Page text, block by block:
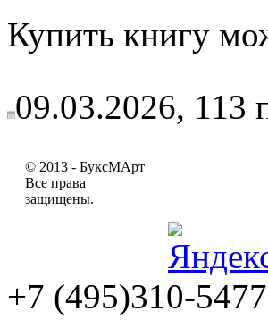
Купить книгу
09.03.2026, 113
© 2013 - БуксМАрт
Все права
защищены.
+7 (495)310-5477